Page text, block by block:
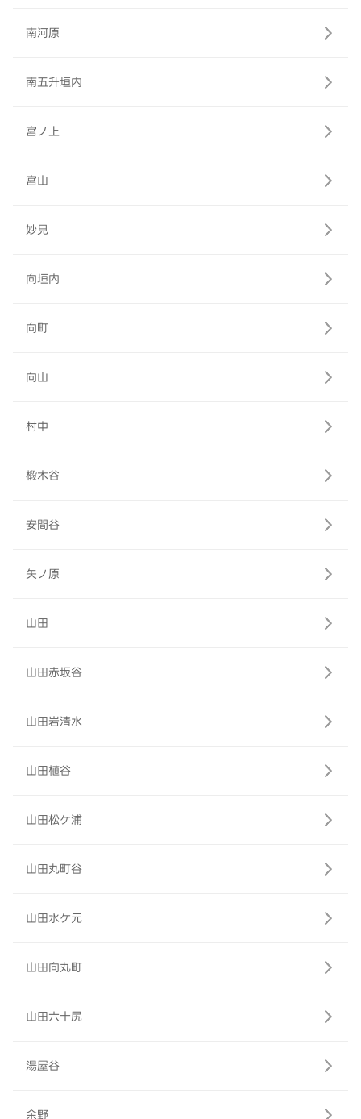
南河原
南五升垣内
宮ノ上
宮山
妙見
向垣内
向町
向山
村中
椴木谷
安間谷
矢ノ原
山田
山田赤坂谷
山田岩清水
山田植谷
山田松ケ浦
山田丸町谷
山田水ケ元
山田向丸町
山田六十尻
湯屋谷
余野